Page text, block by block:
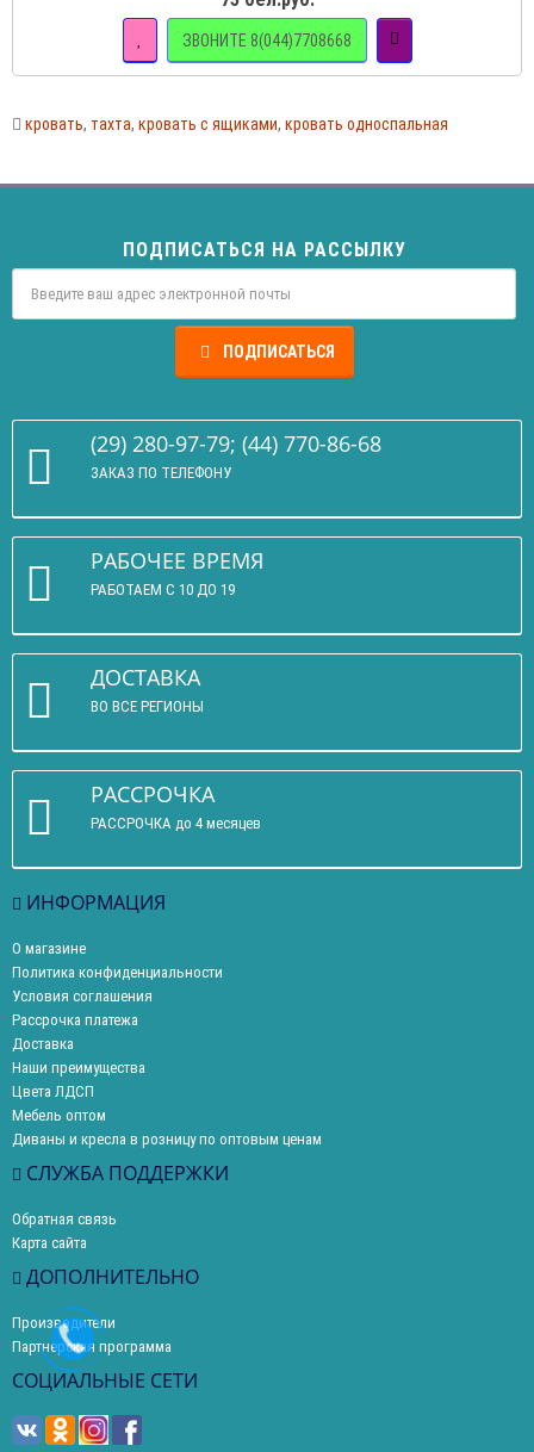
ЗВОНИТЕ 8(044)7708668
кровать, тахта, кровать с ящиками, кровать односпальная
ПОДПИСАТЬСЯ НА РАССЫЛКУ
ПОДПИСАТЬСЯ
(29) 280-97-79; (44) 770-86-68
ЗАКАЗ ПО ТЕЛЕФОНУ
РАБОЧЕЕ ВРЕМЯ
РАБОТАЕМ С 10 ДО 19
ДОСТАВКА
ВО ВСЕ РЕГИОНЫ
РАССРОЧКА
РАССРОЧКА до 4 месяцев
ИНФОРМАЦИЯ
О магазине
Политика конфиденциальности
Условия соглашения
Рассрочка платежа
Доставка
Наши преимущества
Цвета ЛДСП
Мебель оптом
Диваны и кресла в розницу по оптовым ценам
СЛУЖБА ПОДДЕРЖКИ
Обратная связь
Карта сайта
ДОПОЛНИТЕЛЬНО
Производители
Партнерская программа
СОЦИАЛЬНЫЕ СЕТИ